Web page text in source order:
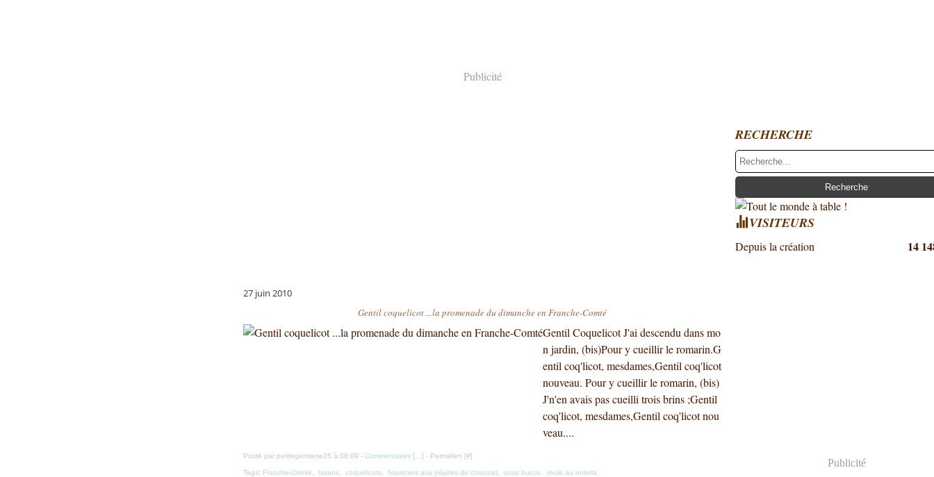
Publicité
27 juin 2010
Gentil coquelicot ...la promenade du dimanche en Franche-Comté
Gentil Coquelicot J'ai descendu dans mo
n jardin, (bis)Pour y cueillir le romarin.G
entil coq'licot, mesdames,Gentil coq'licot
nouveau. Pour y cueillir le romarin, (bis)
J'n'en avais pas cueilli trois brins ;Gentil
coq'licot, mesdames,Gentil coq'licot nou
veau....
Posté par petitegentiane25 à 08:09 - Commentaires [ ] - Permalien [#]
Tags: Franche-Comté Issans coquelicots financiers aux pépites de chocolat osso bucco roulé au nutella
RECHERCHE
VISITEURS
Depuis la création 14
Publicité